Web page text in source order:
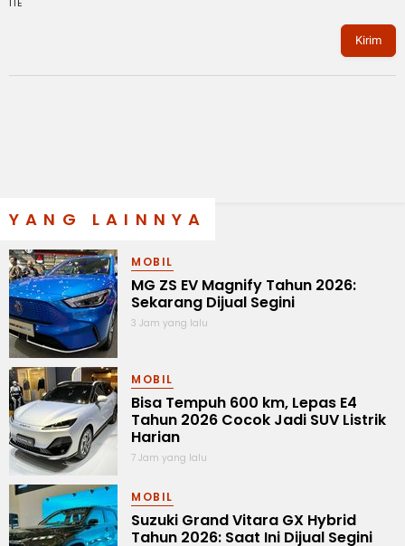
Kirim
YANG LAINNYA
MOBIL
MG ZS EV Magnify Tahun 2026:
Sekarang Dijual Segini
3 Jam yang lalu
MOBIL
Bisa Tempuh 600 km, Lepas E4
Tahun 2026 Cocok Jadi SUV Listrik
Harian
7 Jam yang lalu
MOBIL
Suzuki Grand Vitara GX Hybrid
Tahun 2026: Saat Ini Dijual Segini